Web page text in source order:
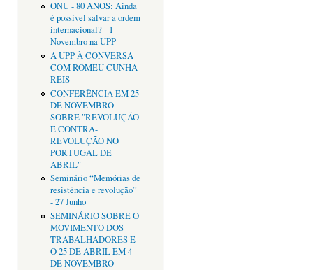
ONU - 80 ANOS: Ainda
é possível salvar a ordem
internacional? - 1
Novembro na UPP
A UPP À CONVERSA
COM ROMEU CUNHA
REIS
CONFERÊNCIA EM 25
DE NOVEMBRO
SOBRE "REVOLUÇÃO
E CONTRA-
REVOLUÇÃO NO
PORTUGAL DE
ABRIL"
Seminário “Memórias de
resistência e revolução”
- 27 Junho
SEMINÁRIO SOBRE O
MOVIMENTO DOS
TRABALHADORES E
O 25 DE ABRIL EM 4
DE NOVEMBRO